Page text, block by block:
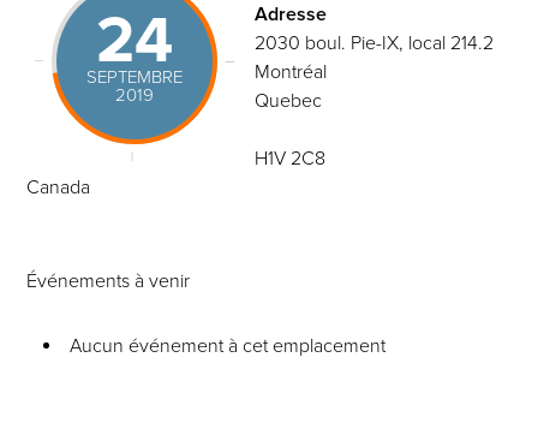
24
SEPTEMBRE
2019
Adresse
2030 boul. Pie-IX, local 214.2
Montréal
Quebec
H1V 2C8
Canada
Événements à venir
Aucun événement à cet emplacement